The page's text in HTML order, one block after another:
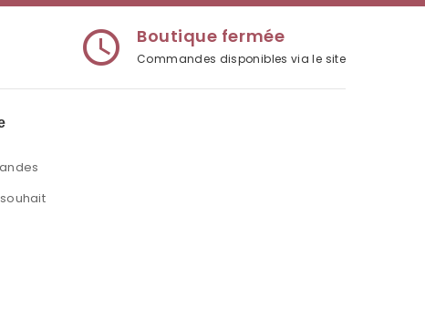
access_time Boutique fermée
Commandes disponibles via le site